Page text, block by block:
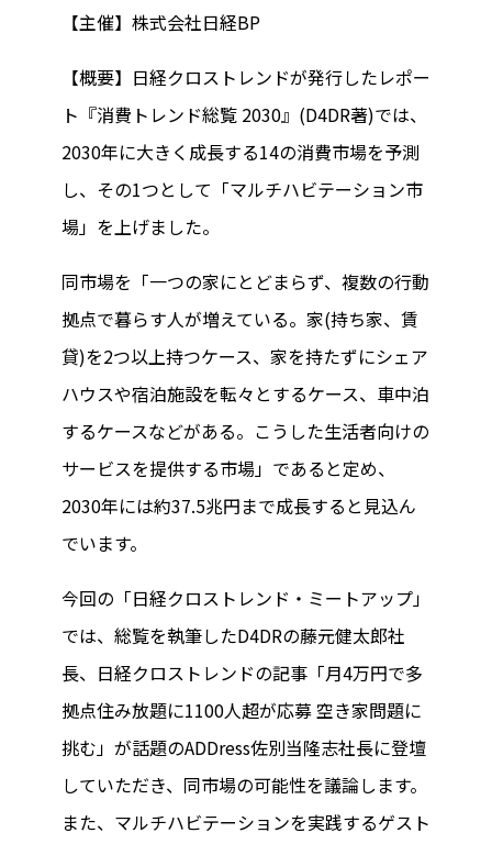
【主催】株式会社日経BP
【概要】日経クロストレンドが発行したレポー
ト『消費トレンド総覧 2030』(D4DR著)では、
2030年に大きく成長する14の消費市場を予測
し、その1つとして「マルチハビテーション市
場」を上げました。
同市場を「一つの家にとどまらず、複数の行動
拠点で暮らす人が増えている。家(持ち家、賃
貸)を2つ以上持つケース、家を持たずにシェア
ハウスや宿泊施設を転々とするケース、車中泊
するケースなどがある。こうした生活者向けの
サービスを提供する市場」であると定め、
2030年には約37.5兆円まで成長すると見込ん
でいます。
今回の「日経クロストレンド・ミートアップ」
では、総覧を執筆したD4DRの藤元健太郎社
長、日経クロストレンドの記事「月4万円で多
拠点住み放題に1100人超が応募 空き家問題に
挑む」が話題のADDress佐別当隆志社長に登壇
していただき、同市場の可能性を議論します。
また、マルチハビテーションを実践するゲスト